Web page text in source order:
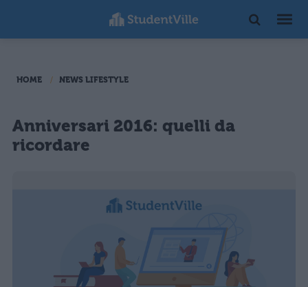
HOME NEWS LIFESTYLE
Anniversari 2016: quelli da
ricordare